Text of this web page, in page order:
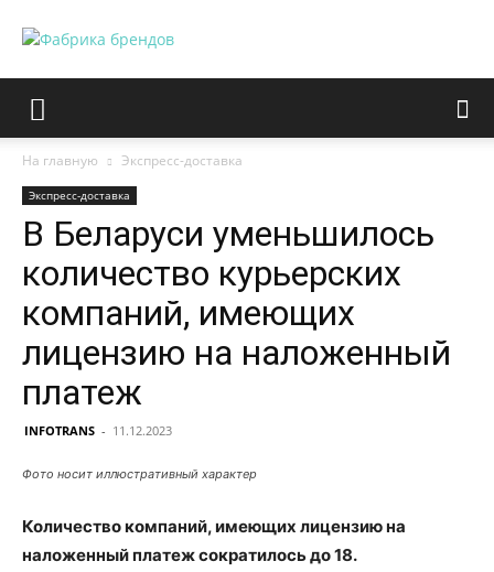
На главную Экспресс-доставка
Экспресс-доставка
В Беларуси уменьшилось
количество курьерских
компаний, имеющих
лицензию на наложенный
платеж
INFOTRANS - 11.12.2023
Фото носит иллюстративный характер
Количество компаний, имеющих лицензию на
наложенный платеж сократилось до 18.